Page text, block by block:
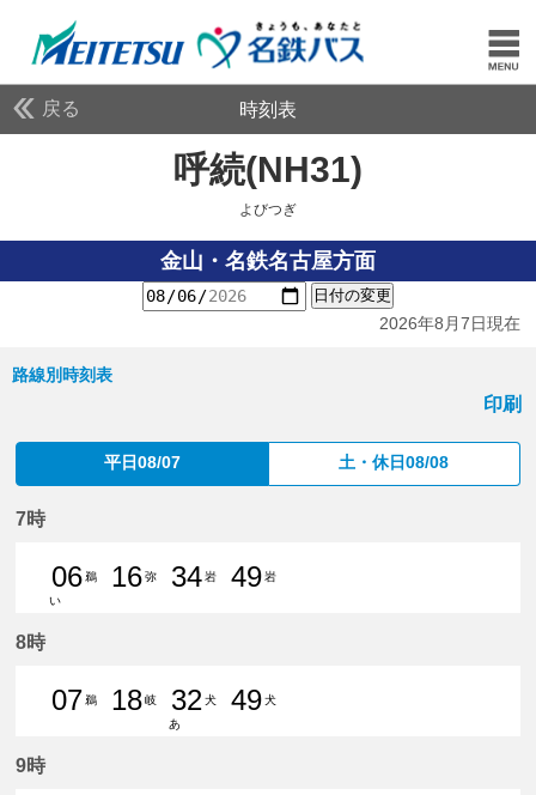
戻る 時刻表
呼続(NH31)
よびつぎ
金山・名鉄名古屋方面
日付の変更
2026年8月7日現在
路線別時刻表
印刷
平日08/07 土・休日08/08
7時
06 鵜
い
16弥
34岩
49岩
8時
07
7分はつ 普通新鵜沼いき
鵜
18岐
32犬
あ
49犬
9時